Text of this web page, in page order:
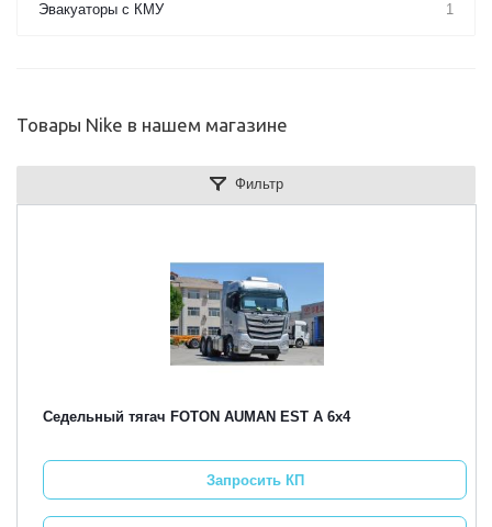
Эвакуаторы с КМУ
1
Товары Nike в нашем магазине
Фильтр
Седельный тягач FOTON AUMAN EST A 6х4
Запросить КП